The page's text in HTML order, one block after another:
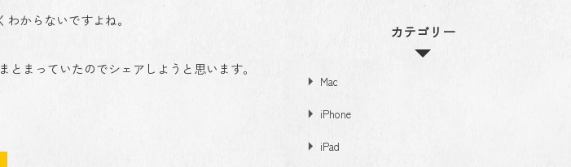
からないですよね。
まっていたのでシェアしようと思います。
カテゴリー
Mac
iPhone
iPad